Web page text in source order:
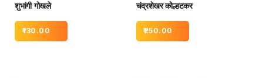
शुभांगी गोखले
130.00
चंद्रशेखर कोल्हटकर
250.00